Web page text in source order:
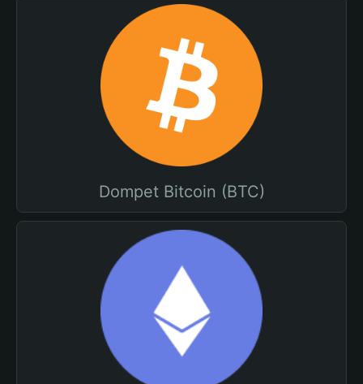
Dompet Bitcoin (BTC)